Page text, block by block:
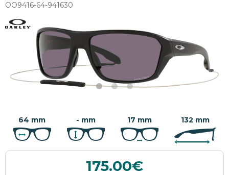
OO9416-64-941630
64 mm - mm 17 mm 132 mm
175.00